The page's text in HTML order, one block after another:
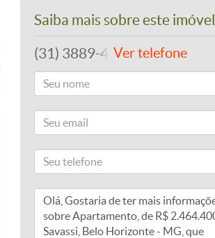
Saiba mais sobre este imóvel
(31) 3889-4765Ver telefone